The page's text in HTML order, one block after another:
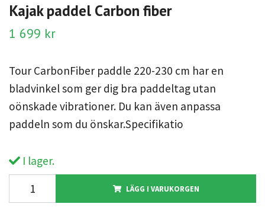
Kajak paddel Carbon fiber
1 699 kr
Tour CarbonFiber paddle 220-230 cm har en
bladvinkel som ger dig bra paddeltag utan
oönskade vibrationer. Du kan även anpassa
paddeln som du önskar.Specifikatio
I lager.
LÄGG I VARUKORGEN